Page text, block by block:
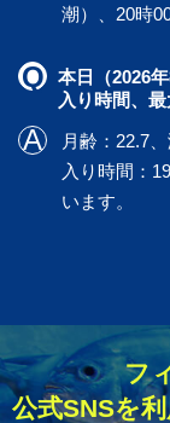
潮）、20時
本日（2026
入り時間、
月齢：22.7
入り時間：
います。
フ
公式SNSを